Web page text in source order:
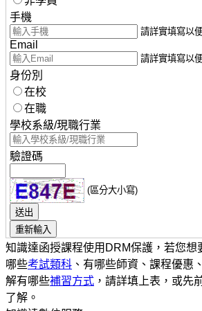
手機
請詳實填寫以
Email
請詳實填寫以
身份別
在校
在職
學校系級/現職行業
驗證碼
(區分大小寫)
知識達函授課程使用DRM保護，若您想
哪些考試類科 、有哪些師資、課程優惠
解有哪些補習方式 ，請詳填上表，或先
了解。